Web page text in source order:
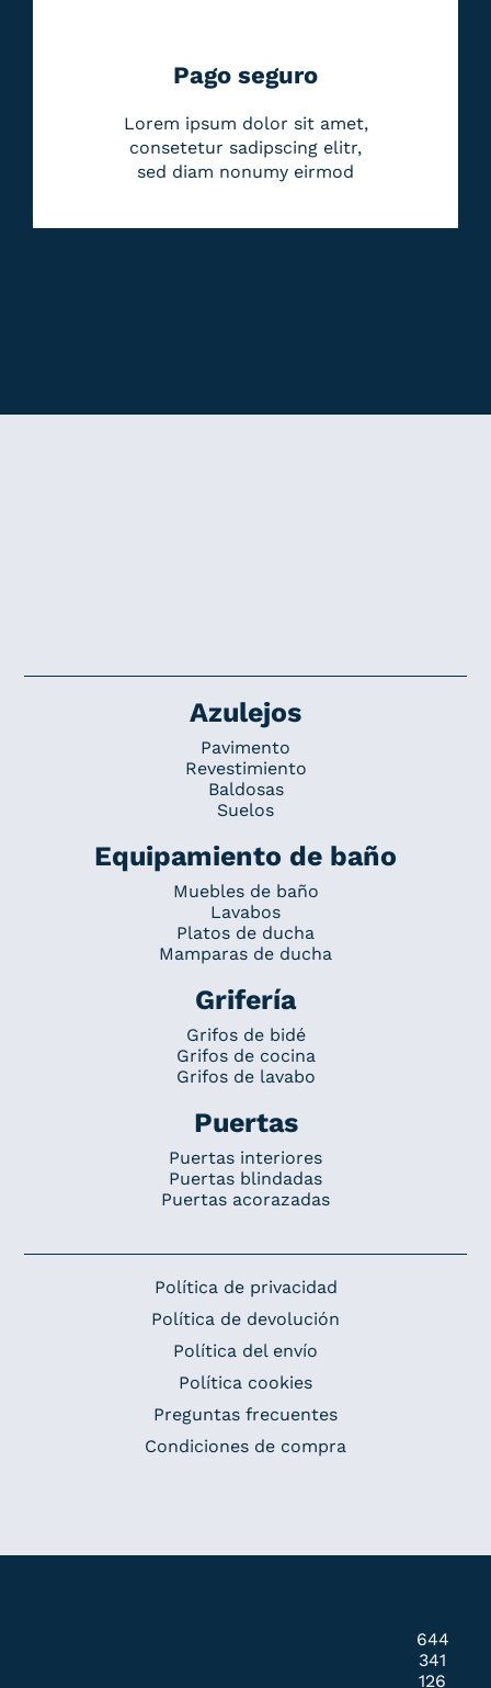
Pago seguro
Lorem ipsum dolor sit amet,
consetetur sadipscing elitr,
sed diam nonumy eirmod
Azulejos
Pavimento
Revestimiento
Baldosas
Suelos
Equipamiento de baño
Muebles de baño
Lavabos
Platos de ducha
Mamparas de ducha
Grifería
Grifos de bidé
Grifos de cocina
Grifos de lavabo
Puertas
Puertas interiores
Puertas blindadas
Puertas acorazadas
Política de privacidad
Política de devolución
Política del envío
Política cookies
Preguntas frecuentes
Condiciones de compra
644
341
126